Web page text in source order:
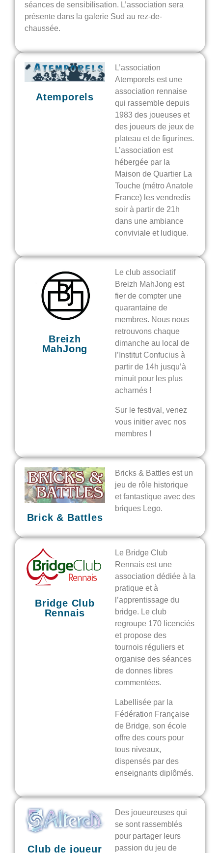
séances de sensibilisation. L’association sera
présente dans la galerie Sud au rez-de-
chaussée.
Atemporels
L’association
Atemporels est une
association rennaise
qui rassemble depuis
1983 des joueuses et
des joueurs de jeux de
plateau et de figurines.
L’association est
hébergée par la
Maison de Quartier La
Touche (métro Anatole
France) les vendredis
soir à partir de 21h
dans une ambiance
conviviale et ludique.
Breizh
MahJong
Le club associatif
Breizh MahJong est
fier de compter une
quarantaine de
membres. Nous nous
retrouvons chaque
dimanche au local de
l’Institut Confucius à
partir de 14h jusqu’à
minuit pour les plus
acharnés !
Sur le festival, venez
vous initier avec nos
membres !
Brick & Battles
Bricks & Battles est un
jeu de rôle historique
et fantastique avec des
briques Lego.
Bridge Club
Rennais
Le Bridge Club
Rennais est une
association dédiée à la
pratique et à
l’apprentissage du
bridge. Le club
regroupe 170 licenciés
et propose des
tournois réguliers et
organise des séances
de donnes libres
commentées.
Labellisée par la
Fédération Française
de Bridge, son école
offre des cours pour
tous niveaux,
dispensés par des
enseignants diplômés.
Club de joueur
Des joueureuses qui
se sont rassemblés
pour partager leurs
passion du jeu de